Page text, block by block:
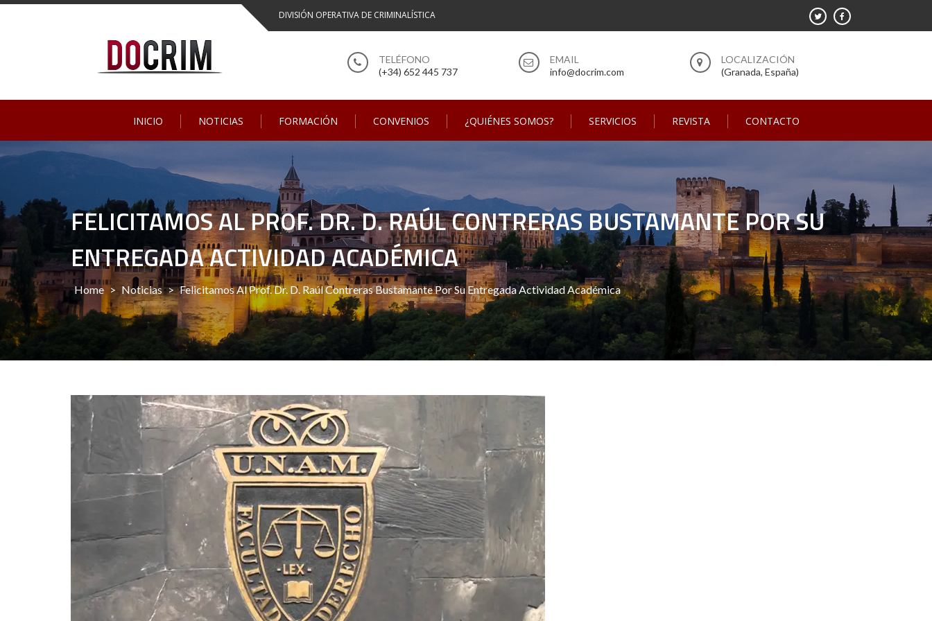
Skip
DIVISIÓN OPERATIVA DE CRIMINALÍSTICA
(+34) 652 445 737 info@docrim.com (Granada, España)
INICIO NOTICIAS FORMACIÓN CONVENIOS ¿QUIÉNES SOMOS? SERVICIOS REVISTA CONTACTO
FELICITAMOS AL PROF. DR. D. RAÚL CONTRERAS BUSTAMANTE POR SU
ENTREGADA ACTIVIDAD ACADÉMICA
Home > Noticias > Felicitamos Al Prof. Dr. D. Raúl Contreras Bustamante Por Su Entregada Actividad Académica